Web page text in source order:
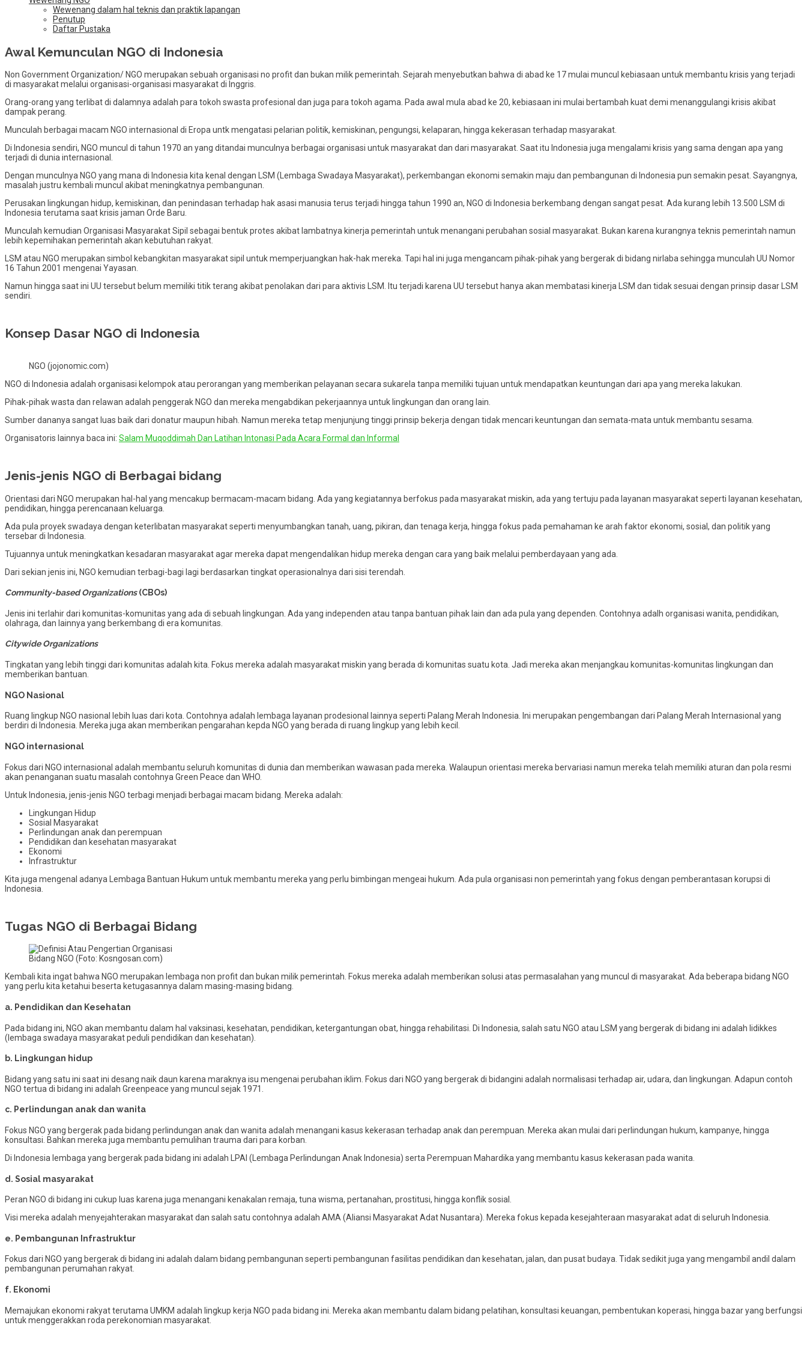
Wewenang dalam hal teknis dan praktik lapangan
Penutup
Daftar Pustaka
Awal Kemunculan NGO di Indonesia
Non Government Organization/ NGO merupakan sebuah organisasi no profit dan bukan milik pemerintah. Sejarah menyebutkan bahwa di abad ke 17 mulai muncul kebiasaan untuk membantu krisis yang terjadi
di masyarakat melalui organisasi-organisasi masyarakat di Inggris.
Orang-orang yang terlibat di dalamnya adalah para tokoh swasta profesional dan juga para tokoh agama. Pada awal mula abad ke 20, kebiasaan ini mulai bertambah kuat demi menanggulangi krisis akibat
dampak perang.
Munculah berbagai macam NGO internasional di Eropa untk mengatasi pelarian politik, kemiskinan, pengungsi, kelaparan, hingga kekerasan terhadap masyarakat.
Di Indonesia sendiri, NGO muncul di tahun 1970 an yang ditandai munculnya berbagai organisasi untuk masyarakat dan dari masyarakat. Saat itu Indonesia juga mengalami krisis yang sama dengan apa yang
terjadi di dunia internasional.
Dengan munculnya NGO yang mana di Indonesia kita kenal dengan LSM (Lembaga Swadaya Masyarakat), perkembangan ekonomi semakin maju dan pembangunan di Indonesia pun semakin pesat. Sayangnya,
masalah justru kembali muncul akibat meningkatnya pembangunan.
Perusakan lingkungan hidup, kemiskinan, dan penindasan terhadap hak asasi manusia terus terjadi hingga tahun 1990 an, NGO di Indonesia berkembang dengan sangat pesat. Ada kurang lebih 13.500 LSM di
Indonesia terutama saat krisis jaman Orde Baru.
Munculah kemudian Organisasi Masyarakat Sipil sebagai bentuk protes akibat lambatnya kinerja pemerintah untuk menangani perubahan sosial masyarakat. Bukan karena kurangnya teknis pemerintah namun
lebih kepemihakan pemerintah akan kebutuhan rakyat.
LSM atau NGO merupakan simbol kebangkitan masyarakat sipil untuk memperjuangkan hak-hak mereka. Tapi hal ini juga mengancam pihak-pihak yang bergerak di bidang nirlaba sehingga munculah UU Nomor
16 Tahun 2001 mengenai Yayasan.
Namun hingga saat ini UU tersebut belum memiliki titik terang akibat penolakan dari para aktivis LSM. Itu terjadi karena UU tersebut hanya akan membatasi kinerja LSM dan tidak sesuai dengan prinsip dasar LSM
sendiri.
Konsep Dasar NGO di Indonesia
NGO (jojonomic.com)
NGO di Indonesia adalah organisasi kelompok atau perorangan yang memberikan pelayanan secara sukarela tanpa memiliki tujuan untuk mendapatkan keuntungan dari apa yang mereka lakukan.
Pihak-pihak wasta dan relawan adalah penggerak NGO dan mereka mengabdikan pekerjaannya untuk lingkungan dan orang lain.
Sumber dananya sangat luas baik dari donatur maupun hibah. Namun mereka tetap menjunjung tinggi prinsip bekerja dengan tidak mencari keuntungan dan semata-mata untuk membantu sesama.
Organisatoris lainnya baca ini: Salam Muqoddimah Dan Latihan Intonasi Pada Acara Formal dan Informal
Jenis-jenis NGO di Berbagai bidang
Orientasi dari NGO merupakan hal-hal yang mencakup bermacam-macam bidang. Ada yang kegiatannya berfokus pada masyarakat miskin, ada yang tertuju pada layanan masyarakat seperti layanan kesehatan,
pendidikan, hingga perencanaan keluarga.
Ada pula proyek swadaya dengan keterlibatan masyarakat seperti menyumbangkan tanah, uang, pikiran, dan tenaga kerja, hingga fokus pada pemahaman ke arah faktor ekonomi, sosial, dan politik yang
tersebar di Indonesia.
Tujuannya untuk meningkatkan kesadaran masyarakat agar mereka dapat mengendalikan hidup mereka dengan cara yang baik melalui pemberdayaan yang ada.
Dari sekian jenis ini, NGO kemudian terbagi-bagi lagi berdasarkan tingkat operasionalnya dari sisi terendah.
Community-based Organizations(CBOs)
Jenis ini terlahir dari komunitas-komunitas yang ada di sebuah lingkungan. Ada yang independen atau tanpa bantuan pihak lain dan ada pula yang dependen. Contohnya adalh organisasi wanita, pendidikan,
olahraga, dan lainnya yang berkembang di era komunitas.
Citywide Organizations
Tingkatan yang lebih tinggi dari komunitas adalah kita. Fokus mereka adalah masyarakat miskin yang berada di komunitas suatu kota. Jadi mereka akan menjangkau komunitas-komunitas lingkungan dan
memberikan bantuan.
NGO Nasional
Ruang lingkup NGO nasional lebih luas dari kota. Contohnya adalah lembaga layanan prodesional lainnya seperti Palang Merah Indonesia. Ini merupakan pengembangan dari Palang Merah Internasional yang
berdiri di Indonesia. Mereka juga akan memberikan pengarahan kepda NGO yang berada di ruang lingkup yang lebih kecil.
NGO internasional
Fokus dari NGO internasional adalah membantu seluruh komunitas di dunia dan memberikan wawasan pada mereka. Walaupun orientasi mereka bervariasi namun mereka telah memiliki aturan dan pola resmi
akan penanganan suatu masalah contohnya Green Peace dan WHO.
Untuk Indonesia, jenis-jenis NGO terbagi menjadi berbagai macam bidang. Mereka adalah:
Lingkungan Hidup
Sosial Masyarakat
Perlindungan anak dan perempuan
Pendidikan dan kesehatan masyarakat
Ekonomi
Infrastruktur
Kita juga mengenal adanya Lembaga Bantuan Hukum untuk membantu mereka yang perlu bimbingan mengeai hukum. Ada pula organisasi non pemerintah yang fokus dengan pemberantasan korupsi di
Indonesia.
Tugas NGO di Berbagai Bidang
Bidang NGO (Foto: Kosngosan.com)
Kembali kita ingat bahwa NGO merupakan lembaga non profit dan bukan milik pemerintah. Fokus mereka adalah memberikan solusi atas permasalahan yang muncul di masyarakat. Ada beberapa bidang NGO
yang perlu kita ketahui beserta ketugasannya dalam masing-masing bidang.
a. Pendidikan dan Kesehatan
Pada bidang ini, NGO akan membantu dalam hal vaksinasi, kesehatan, pendidikan, ketergantungan obat, hingga rehabilitasi. Di Indonesia, salah satu NGO atau LSM yang bergerak di bidang ini adalah lidikkes
(lembaga swadaya masyarakat peduli pendidikan dan kesehatan).
b. Lingkungan hidup
Bidang yang satu ini saat ini desang naik daun karena maraknya isu mengenai perubahan iklim. Fokus dari NGO yang bergerak di bidangini adalah normalisasi terhadap air, udara, dan lingkungan. Adapun contoh
NGO tertua di bidang ini adalah Greenpeace yang muncul sejak 1971.
c. Perlindungan anak dan wanita
Fokus NGO yang bergerak pada bidang perlindungan anak dan wanita adalah menangani kasus kekerasan terhadap anak dan perempuan. Mereka akan mulai dari perlindungan hukum, kampanye, hingga
konsultasi. Bahkan mereka juga membantu pemulihan trauma dari para korban.
Di Indonesia lembaga yang bergerak pada bidang ini adalah LPAI (Lembaga Perlindungan Anak Indonesia) serta Perempuan Mahardika yang membantu kasus kekerasan pada wanita.
d. Sosial masyarakat
Peran NGO di bidang ini cukup luas karena juga menangani kenakalan remaja, tuna wisma, pertanahan, prostitusi, hingga konflik sosial.
Visi mereka adalah menyejahterakan masyarakat dan salah satu contohnya adalah AMA (Aliansi Masyarakat Adat Nusantara). Mereka fokus kepada kesejahteraan masyarakat adat di seluruh Indonesia.
e. Pembangunan Infrastruktur
Fokus dari NGO yang bergerak di bidang ini adalah dalam bidang pembangunan seperti pembangunan fasilitas pendidikan dan kesehatan, jalan, dan pusat budaya. Tidak sedikit juga yang mengambil andil dalam
pembangunan perumahan rakyat.
f. Ekonomi
Memajukan ekonomi rakyat terutama UMKM adalah lingkup kerja NGO pada bidang ini. Mereka akan membantu dalam bidang pelatihan, konsultasi keuangan, pembentukan koperasi, hingga bazar yang berfungsi
untuk menggerakkan roda perekonomian masyarakat.